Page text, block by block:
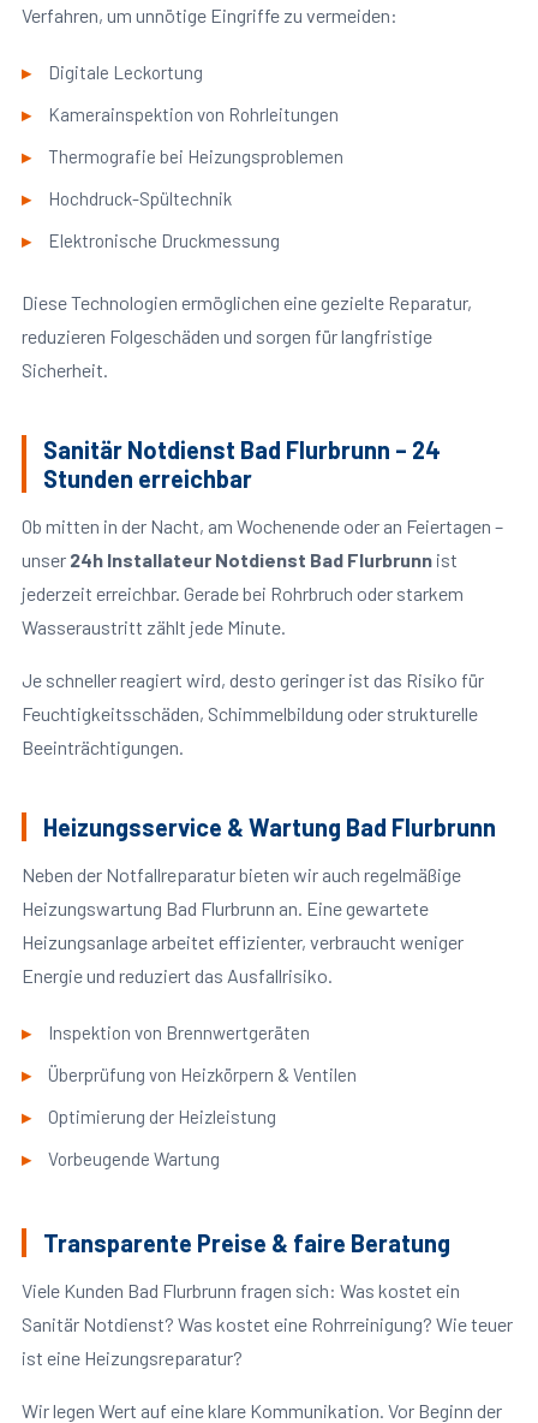
Verfahren, um unnötige Eingriffe zu vermeiden:
Digitale Leckortung
Kamerainspektion von Rohrleitungen
Thermografie bei Heizungsproblemen
Hochdruck-Spültechnik
Elektronische Druckmessung
Diese Technologien ermöglichen eine gezielte Reparatur,
reduzieren Folgeschäden und sorgen für langfristige
Sicherheit.
Sanitär Notdienst Bad Flurbrunn – 24
Stunden erreichbar
Ob mitten in der Nacht, am Wochenende oder an Feiertagen –
unser 24h Installateur Notdienst Bad Flurbrunnist
jederzeit erreichbar. Gerade bei Rohrbruch oder starkem
Wasseraustritt zählt jede Minute.
Je schneller reagiert wird, desto geringer ist das Risiko für
Feuchtigkeitsschäden, Schimmelbildung oder strukturelle
Beeinträchtigungen.
Heizungsservice & Wartung Bad Flurbrunn
Neben der Notfallreparatur bieten wir auch regelmäßige
Heizungswartung Bad Flurbrunn an. Eine gewartete
Heizungsanlage arbeitet effizienter, verbraucht weniger
Energie und reduziert das Ausfallrisiko.
Inspektion von Brennwertgeräten
Überprüfung von Heizkörpern & Ventilen
Optimierung der Heizleistung
Vorbeugende Wartung
Transparente Preise & faire Beratung
Viele Kunden Bad Flurbrunn fragen sich: Was kostet ein
Sanitär Notdienst? Was kostet eine Rohrreinigung? Wie teuer
ist eine Heizungsreparatur?
Wir legen Wert auf eine klare Kommunikation. Vor Beginn der